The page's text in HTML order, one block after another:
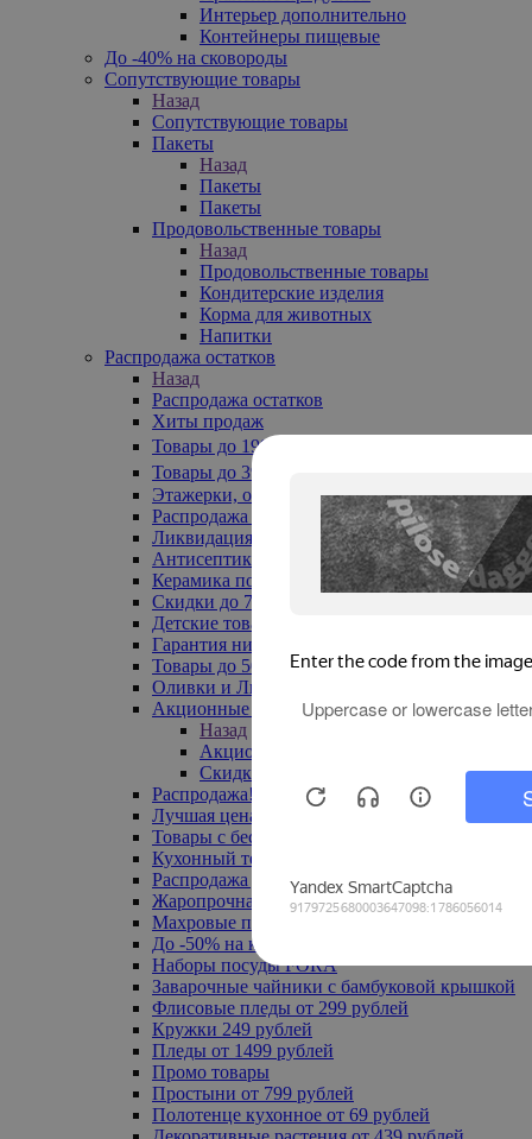
Интерьер дополнительно
Контейнеры пищевые
До -40% на сковороды
Сопутствующие товары
Назад
Сопутствующие товары
Пакеты
Назад
Пакеты
Пакеты
Продовольственные товары
Назад
Продовольственные товары
Кондитерские изделия
Корма для животных
Напитки
Распродажа остатков
Назад
Распродажа остатков
Хиты продаж
Товары до 199₽
Товары до 399₽
Этажерки, обувницы
Распродажа текстиля до -50%
Ликвидация до -70%
Антисептики
Керамика по 129 руб
Скидки до 70%
Детские товары
Гарантия низкой цены
Товары до 500 руб
Оливки и Лимоны
Акционные товары
Назад
Акционные товары
Скидка 20% по промокоду
Распродажа! Ульяновск до -70%
Лучшая цена
Товары с бесплатной доставкой
Кухонный текстиль
Распродажа до -50%
Жаропрочная посуда
Махровые полотенца
До -50% на ковры
Наборы посуды FORA
Заварочные чайники с бамбуковой крышкой
Флисовые пледы от 299 рублей
Кружки 249 рублей
Пледы от 1499 рублей
Промо товары
Простыни от 799 рублей
Полотенце кухонное от 69 рублей